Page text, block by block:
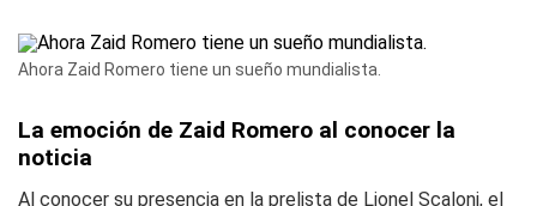
Ahora Zaid Romero tiene un sueño mundialista.
La emoción de Zaid Romero al conocer la
noticia
Al conocer su presencia en la prelista de Lionel Scaloni, el